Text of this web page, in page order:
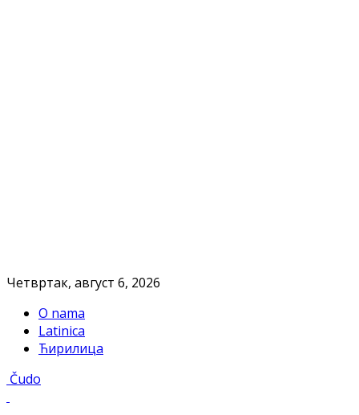
Четвртак, август 6, 2026
O nama
Latinica
Ћирилица
Čudo